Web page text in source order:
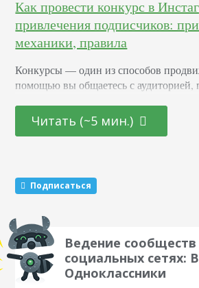
Как провести конкурс в
привлечения подписчиков:
механики, правила
Конкурсы –– один из способов
помощью вы общаетесь с аудиторией,
что вы обещаете участникам подарок
или иным образом расскажут о вас
механики, которые маркетологи
Читать (~5 мин.)
Подписаться
Ведение сообществ
социальных сетях:
Одноклассники